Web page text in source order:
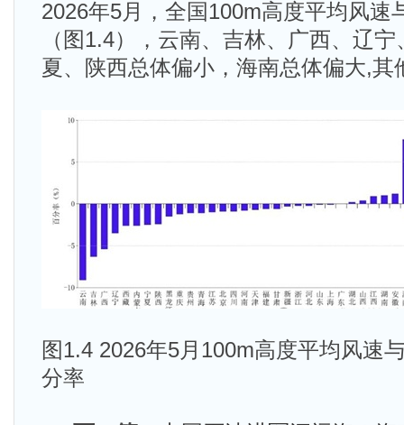
2026年5月，全国100m高度平均风速
（图1.4），云南、吉林、广西、辽
夏、陕西总体偏小，海南总体偏大,其
图1.4 2026年5月100m高度平均风速
分率